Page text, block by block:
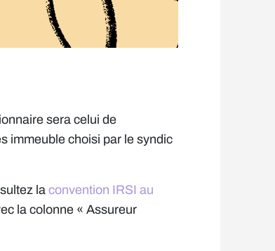
sera celui de
immeuble choisi par le syndic
la convention IRSI au
la colonne « Assureur